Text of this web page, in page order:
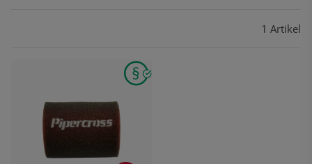
1 Artikel